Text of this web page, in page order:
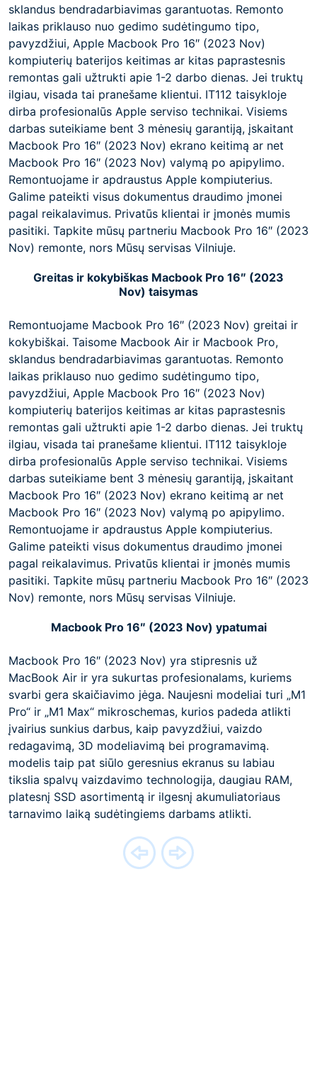
sklandus bendradarbiavimas garantuotas. Remonto
laikas priklauso nuo gedimo sudėtingumo tipo,
pavyzdžiui, Apple Macbook Pro 16″ (2023 Nov)
kompiuterių baterijos keitimas ar kitas paprastesnis
remontas gali užtrukti apie 1-2 darbo dienas. Jei truktų
ilgiau, visada tai pranešame klientui. IT112 taisykloje
dirba profesionalūs Apple serviso technikai. Visiems
darbas suteikiame bent 3 mėnesių garantiją, įskaitant
Macbook Pro 16″ (2023 Nov) ekrano keitimą ar net
Macbook Pro 16″ (2023 Nov) valymą po apipylimo.
Remontuojame ir apdraustus Apple kompiuterius.
Galime pateikti visus dokumentus draudimo įmonei
pagal reikalavimus. Privatūs klientai ir įmonės mumis
pasitiki. Tapkite mūsų partneriu Macbook Pro 16″ (2023
Nov) remonte, nors Mūsų servisas Vilniuje.
Greitas ir kokybiškas Macbook Pro 16″ (2023
Nov) taisymas
Remontuojame Macbook Pro 16″ (2023 Nov) greitai ir
kokybiškai. Taisome Macbook Air ir Macbook Pro,
sklandus bendradarbiavimas garantuotas. Remonto
laikas priklauso nuo gedimo sudėtingumo tipo,
pavyzdžiui, Apple Macbook Pro 16″ (2023 Nov)
kompiuterių baterijos keitimas ar kitas paprastesnis
remontas gali užtrukti apie 1-2 darbo dienas. Jei truktų
ilgiau, visada tai pranešame klientui. IT112 taisykloje
dirba profesionalūs Apple serviso technikai. Visiems
darbas suteikiame bent 3 mėnesių garantiją, įskaitant
Macbook Pro 16″ (2023 Nov) ekrano keitimą ar net
Macbook Pro 16″ (2023 Nov) valymą po apipylimo.
Remontuojame ir apdraustus Apple kompiuterius.
Galime pateikti visus dokumentus draudimo įmonei
pagal reikalavimus. Privatūs klientai ir įmonės mumis
pasitiki. Tapkite mūsų partneriu Macbook Pro 16″ (2023
Nov) remonte, nors Mūsų servisas Vilniuje.
Macbook Pro 16″ (2023 Nov) ypatumai
Macbook Pro 16″ (2023 Nov) yra stipresnis už
MacBook Air ir yra sukurtas profesionalams, kuriems
svarbi gera skaičiavimo jėga. Naujesni modeliai turi „M1
Pro“ ir „M1 Max“ mikroschemas, kurios padeda atlikti
įvairius sunkius darbus, kaip pavyzdžiui, vaizdo
redagavimą, 3D modeliavimą bei programavimą.
modelis taip pat siūlo geresnius ekranus su labiau
tikslia spalvų vaizdavimo technologija, daugiau RAM,
platesnį SSD asortimentą ir ilgesnį akumuliatoriaus
tarnavimo laiką sudėtingiems darbams atlikti.